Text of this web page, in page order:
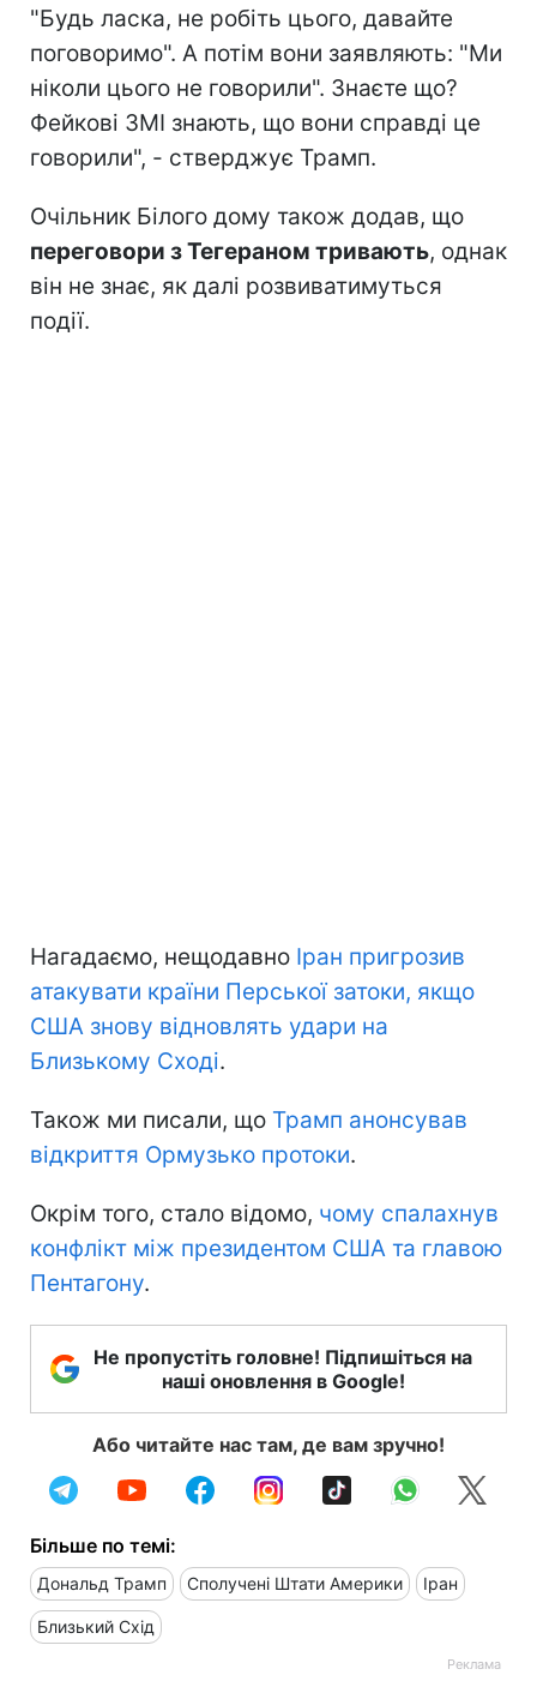
"Будь ласка, не робіть цього, давайте
поговоримо". А потім вони заявляють: "Ми
ніколи цього не говорили". Знаєте що?
Фейкові ЗМІ знають, що вони справді це
говорили", - стверджує Трамп.
Очільник Білого дому також додав, що
переговори з Тегераном тривають, однак
він не знає, як далі розвиватимуться
події.
Нагадаємо, нещодавно Іран пригрозив
атакувати країни Перської затоки, якщо
США знову відновлять удари на
Близькому Сході.
Також ми писали, що Трамп анонсував
відкриття Ормузько протоки.
Окрім того, стало відомо, чому спалахнув
конфлікт між президентом США та главою
Пентагону.
Не пропустіть головне! Підпишіться на
наші оновлення в Google!
Або читайте нас там, де вам зручно!
Більше по темі:
Дональд Трамп Сполучені Штати Америки Іран
Близький Схід